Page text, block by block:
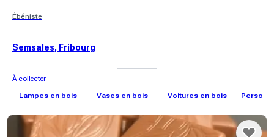
Ébéniste
Semsales, Fribourg
À collecter
Lampes en bois
Vases en bois Voitures en bois